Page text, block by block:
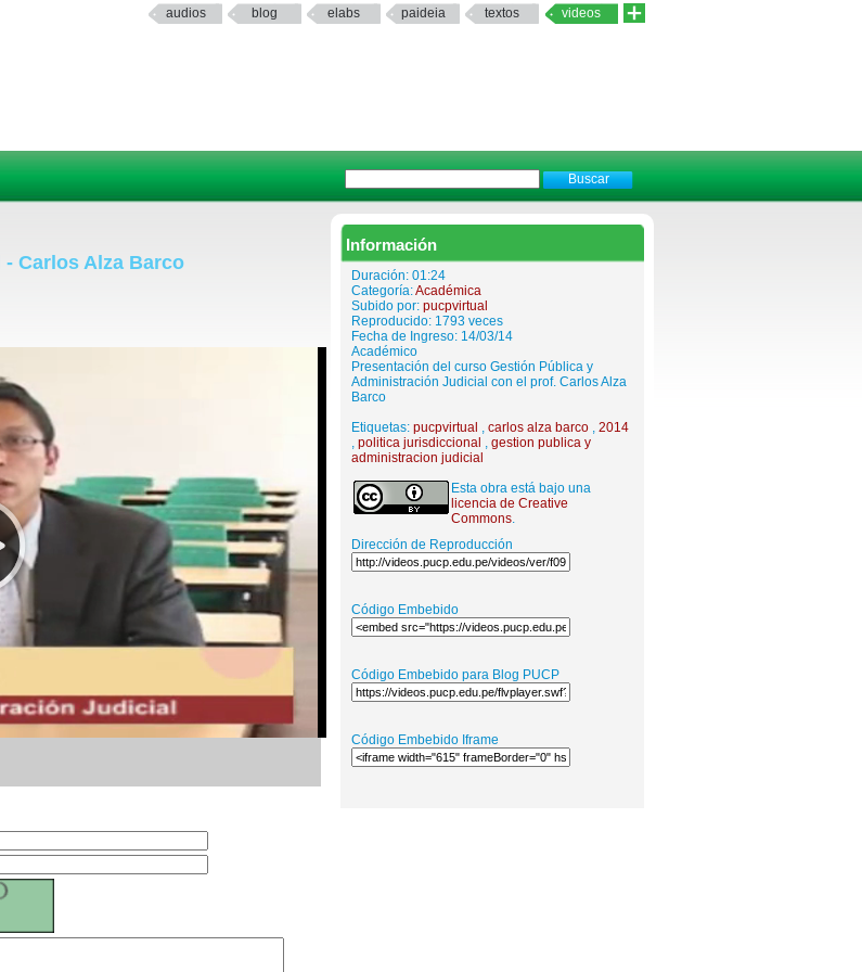
audios blog elabs paideia textos videos
Información
Duración: 01:24
Categoría:Académica
Subido por: pucpvirtual
Reproducido: 1793 veces
Fecha de Ingreso: 14/03/14
Académico
Presentación del curso Gestión Pública y
Administración Judicial con el prof. Carlos Alza
Barco
Etiquetas: pucpvirtual , carlos alza barco , 2014
, politica jurisdiccional , gestion publica y
administracion judicial
Esta obra está bajo una
licencia de Creative
Commons.
Dirección de Reproducción
Código Embebido
Código Embebido para Blog PUCP
Código Embebido Iframe
Carlos Alza Barco